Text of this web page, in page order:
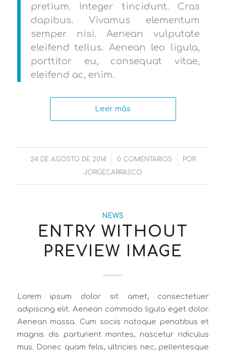
pretium. Integer tincidunt. Cras
dapibus. Vivamus elementum
semper nisi. Aenean vulputate
eleifend tellus. Aenean leo ligula,
porttitor eu, consequat vitae,
eleifend ac, enim.
Leer más
24 DE AGOSTO DE 2014
/ 0 COMENTARIOS
/
POR
JORGECARRASCO
NEWS
ENTRY WITHOUT
PREVIEW IMAGE
Lorem ipsum dolor sit amet, consectetuer
adipiscing elit. Aenean commodo ligula eget dolor.
Aenean massa. Cum sociis natoque penatibus et
magnis dis parturient montes, nascetur ridiculus
mus. Donec quam felis, ultricies nec, pellentesque